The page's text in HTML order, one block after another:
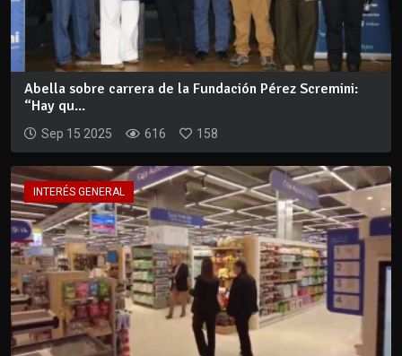
Abella sobre carrera de la Fundación Pérez Scremini:
“Hay qu...
Sep 15 2025 616 158
INTERÉS GENERAL